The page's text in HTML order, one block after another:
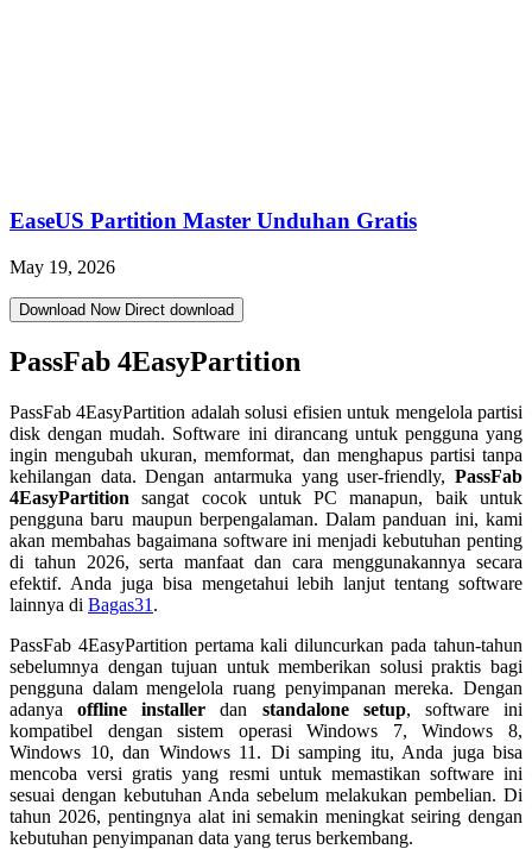
EaseUS Partition Master Unduhan Gratis
May 19, 2026
Download Now Direct download
PassFab 4EasyPartition
PassFab 4EasyPartition adalah solusi efisien untuk mengelola partisi
disk dengan mudah. Software ini dirancang untuk pengguna yang
ingin mengubah ukuran, memformat, dan menghapus partisi tanpa
kehilangan data. Dengan antarmuka yang user-friendly, PassFab
4EasyPartition sangat cocok untuk PC manapun, baik untuk
pengguna baru maupun berpengalaman. Dalam panduan ini, kami
akan membahas bagaimana software ini menjadi kebutuhan penting
di tahun 2026, serta manfaat dan cara menggunakannya secara
efektif. Anda juga bisa mengetahui lebih lanjut tentang software
lainnya di Bagas31 .
PassFab 4EasyPartition pertama kali diluncurkan pada tahun-tahun
sebelumnya dengan tujuan untuk memberikan solusi praktis bagi
pengguna dalam mengelola ruang penyimpanan mereka. Dengan
adanyaoffline installer dan standalone setup, software ini
kompatibel dengan sistem operasi Windows 7, Windows 8,
Windows 10, dan Windows 11. Di samping itu, Anda juga bisa
mencoba versi gratis yang resmi untuk memastikan software ini
sesuai dengan kebutuhan Anda sebelum melakukan pembelian. Di
tahun 2026, pentingnya alat ini semakin meningkat seiring dengan
kebutuhan penyimpanan data yang terus berkembang.